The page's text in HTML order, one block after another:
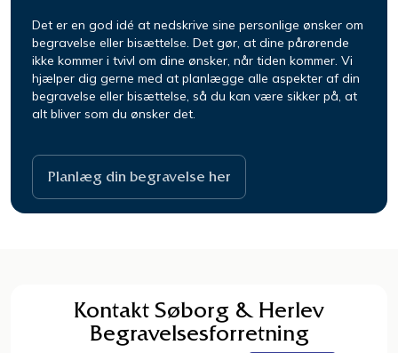
Det er en god idé at nedskrive sine personlige ønsker om
begravelse eller bisættelse. Det gør, at dine pårørende
ikke kommer i tvivl om dine ønsker, når tiden kommer. Vi
hjælper dig gerne med at planlægge alle aspekter af din
begravelse eller bisættelse, så du kan være sikker på, at
alt bliver som du ønsker det.
Planlæg din begravelse her
Kontakt Søborg & Herlev
Begravelsesforretning